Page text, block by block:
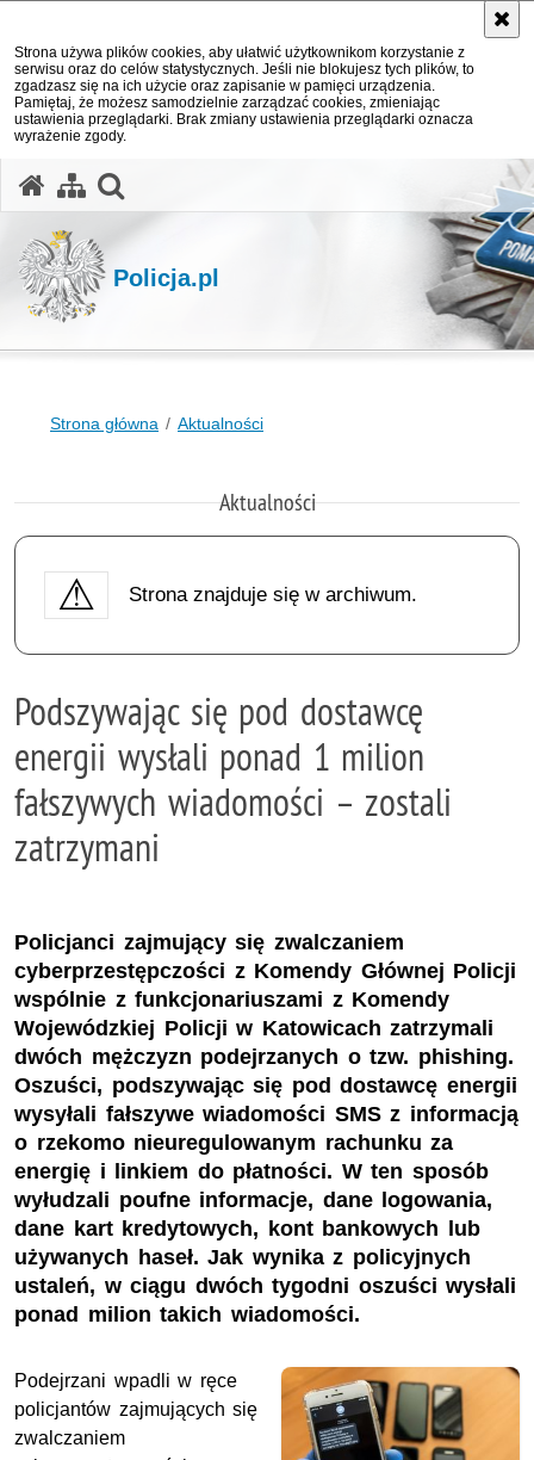
Strona używa plików cookies, aby ułatwić użytkownikom korzystanie z
serwisu oraz do celów statystycznych. Jeśli nie blokujesz tych plików, to
zgadzasz się na ich użycie oraz zapisanie w pamięci urządzenia.
Pamiętaj, że możesz samodzielnie zarządzać cookies, zmieniając
ustawienia przeglądarki. Brak zmiany ustawienia przeglądarki oznacza
wyrażenie zgody.
Policja.pl
Strona główna Aktualności
Aktualności
Strona znajduje się w archiwum.
Podszywając się pod dostawcę
energii wysłali ponad 1 milion
fałszywych wiadomości – zostali
zatrzymani
Policjanci zajmujący się zwalczaniem
cyberprzestępczości z Komendy Głównej Policji
wspólnie z funkcjonariuszami z Komendy
Wojewódzkiej Policji w Katowicach zatrzymali
dwóch mężczyzn podejrzanych o tzw. phishing.
Oszuści, podszywając się pod dostawcę energii
wysyłali fałszywe wiadomości SMS z informacją
o rzekomo nieuregulowanym rachunku za
energię i linkiem do płatności. W ten sposób
wyłudzali poufne informacje, dane logowania,
dane kart kredytowych, kont bankowych lub
używanych haseł. Jak wynika z policyjnych
ustaleń, w ciągu dwóch tygodni oszuści wysłali
ponad milion takich wiadomości.
Podejrzani wpadli w ręce
policjantów zajmujących się
zwalczaniem